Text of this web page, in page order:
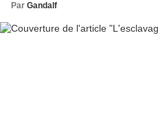
Par Gandalf